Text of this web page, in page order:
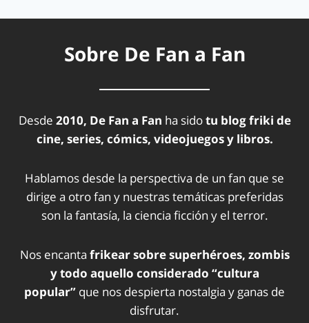
Sobre De Fan a Fan
Desde 2010, De Fan a Fan ha sidotu blog friki de
cine, series, cómics, videojuegos y libros.
Hablamos desde la perspectiva de un fan que se
dirige a otro fan y nuestras temáticas preferidas
son la fantasía, la ciencia ficción y el terror.
Nos encanta frikear sobre superhéroes, zombis
y todo aquello considerado “cultura
popular” que nos despierta nostalgia y ganas de
disfrutar.